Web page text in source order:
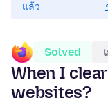
แล้ว
Solved
When I
websites?